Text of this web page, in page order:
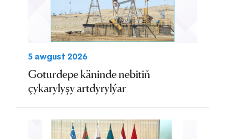
5 awgust 2026
Goturdepe käninde nebitiň
çykarylyşy artdyrylýar